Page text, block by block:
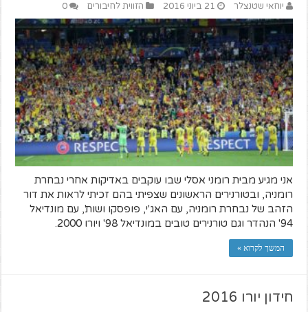
יוחאי שטנצלר 21 ביוני 2016 הזווית לחיבורים 0
אני מגיע מבית רומני אסלי שבו עוקבים באדיקות אחרי נבחרת
רומניה, ובטורנירים הראשונים שצפיתי בהם זכיתי לראות את דור
הזהב של נבחרת רומניה, עם האג'י, פופסקו ושות', עם מונדיאל
94' הנהדר וגם טורנירים טובים במונדיאל 98' ויורו 2000.
המשך לקרוא »
חידון יורו 2016